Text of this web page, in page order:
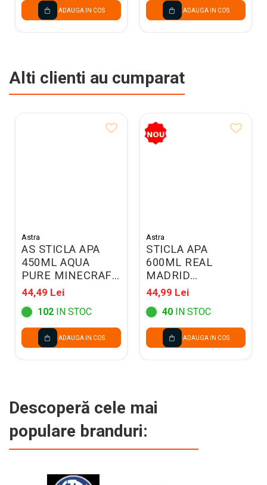
ADAUGA IN COS ADAUGA IN COS
Alti clienti au cumparat
Astra
AS STICLA APA
450ML AQUA
PURE MINECRAFT
511021001
44,49 Lei
102 IN STOC
ADAUGA IN COS
Astra
STICLA APA
600ML REAL
MADRID
511026002
44,99 Lei
40 IN STOC
ADAUGA IN COS
Descoperă cele mai
populare branduri: